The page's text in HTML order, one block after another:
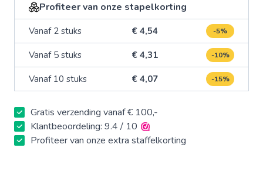
Profiteer van onze stapelkorting
Vanaf 2 stuks € 4,54 -5%
Vanaf 5 stuks € 4,31 -10%
Vanaf 10 stuks € 4,07 -15%
Gratis verzending vanaf € 100,-
Klantbeoordeling: 9.4 / 10
Profiteer van onze extra staffelkorting